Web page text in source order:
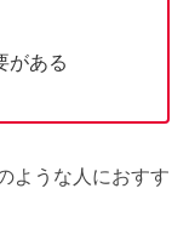
がある
ような人におすす